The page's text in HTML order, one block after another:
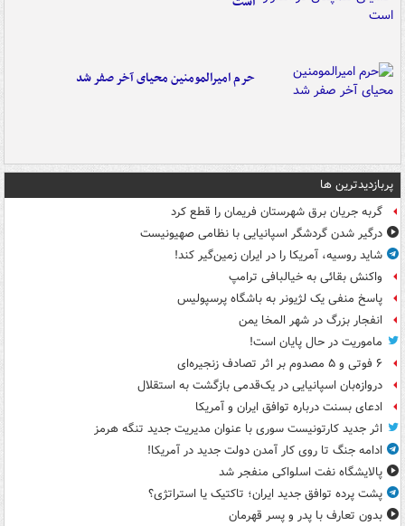
حرم امیرالمومنین محیای آخر صفر شد
پربازدیدترین ها
گربه جریان برق شهرستان فریمان را قطع کرد
درگیر شدن گردشگر اسپانیایی با نظامی صهیونیست
شاید روسیه، آمریکا را در ایران زمین‌گیر کند!
واکنش بقائی به خیالبافی ترامپ
پاسخ منفی یک لژیونر به باشگاه پرسپولیس
انفجار بزرگ در شهر المخا یمن
ماموریت در حال پایان است!
۶ فوتی و ۵ مصدوم بر اثر تصادف زنجیره‌ای
دروازه‌بان اسپانیایی در یک‌قدمی بازگشت به استقلال
ادعای بسنت درباره توافق ایران و آمریکا
اثر جدید کارتونیست سوری با عنوان مدیریت جدید تنگه هرمز
ادامه جنگ تا روی کار آمدن دولت جدید در آمریکا!
پالایشگاه نفت اسلواکی منفجر شد
پشت پرده توافق جدید ایران؛ تاکتیک یا استراتژی؟
بدون تعارف با پدر و پسر قهرمان